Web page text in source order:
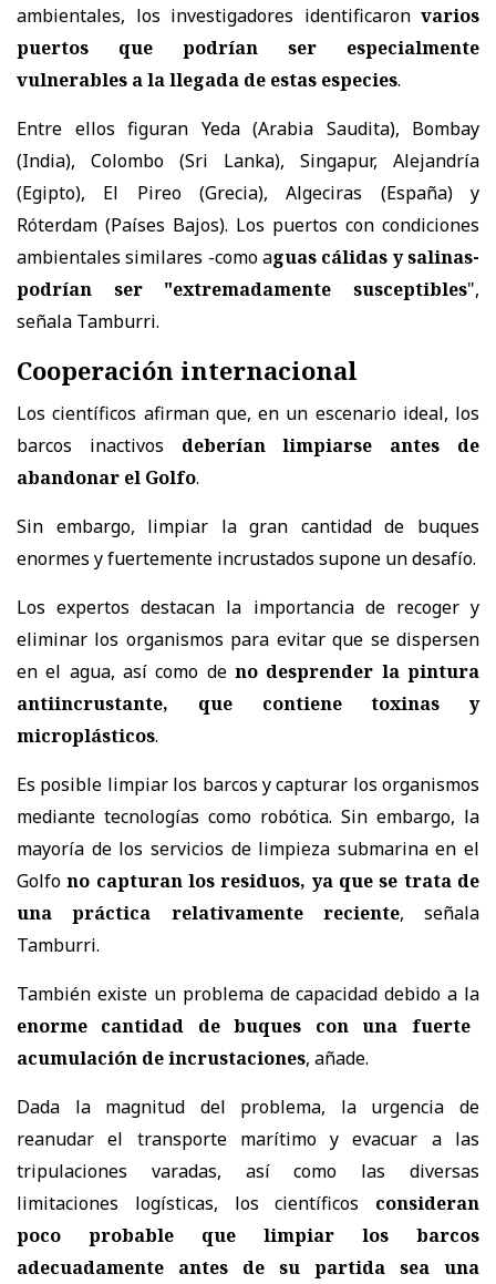
ambientales, los investigadores identificaronvarios
puertos que podrían ser especialmente
vulnerables a la llegada de estas especies.
Entre ellos figuran Yeda (Arabia Saudita), Bombay
(India), Colombo (Sri Lanka), Singapur, Alejandría
(Egipto), El Pireo (Grecia), Algeciras (España) y
Róterdam (Países Bajos). Los puertos con condiciones
ambientales similares -como aguas cálidas y salinas-
podrían ser "extremadamente susceptibles",
señala Tamburri.
Cooperación internacional
Los científicos afirman que, en un escenario ideal, los
barcos inactivos deberían limpiarse antes de
abandonar el Golfo.
Sin embargo, limpiar la gran cantidad de buques
enormes y fuertemente incrustados supone un desafío.
Los expertos destacan la importancia de recoger y
eliminar los organismos para evitar que se dispersen
en el agua, así como de no desprender la pintura
antiincrustante, que contiene toxinas y
microplásticos.
Es posible limpiar los barcos y capturar los organismos
mediante tecnologías como robótica. Sin embargo, la
mayoría de los servicios de limpieza submarina en el
Golfono capturan los residuos, ya que se trata de
una práctica relativamente reciente, señala
Tamburri.
También existe un problema de capacidad debido a la
enorme cantidad de buques con una fuerte
acumulación de incrustaciones, añade.
Dada la magnitud del problema, la urgencia de
reanudar el transporte marítimo y evacuar a las
tripulaciones varadas, así como las diversas
limitaciones logísticas, los científicos consideran
poco probable que limpiar los barcos
adecuadamente antes de su partida sea una